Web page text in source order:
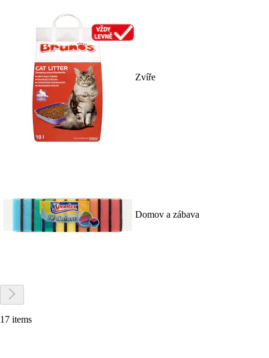
Zvíře
Domov a zábava
17 items